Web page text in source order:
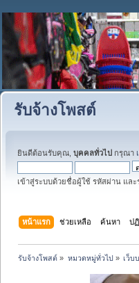
รับจ้างโพสต์
ยินดีต้อนรับคุณ, บุคคลทั่วไป กรุณา
เข้าสู่ระบบด้วยชื่อผู้ใช้ รหัสผ่าน และ
หน้าแรก ช่วยเหลือ ค้นหา ป
รับจ้างโพสต์ » หมวดหมู่ทั่วไป» เว็บ